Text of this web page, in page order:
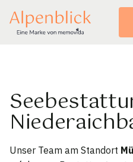
Unser Team am Standort